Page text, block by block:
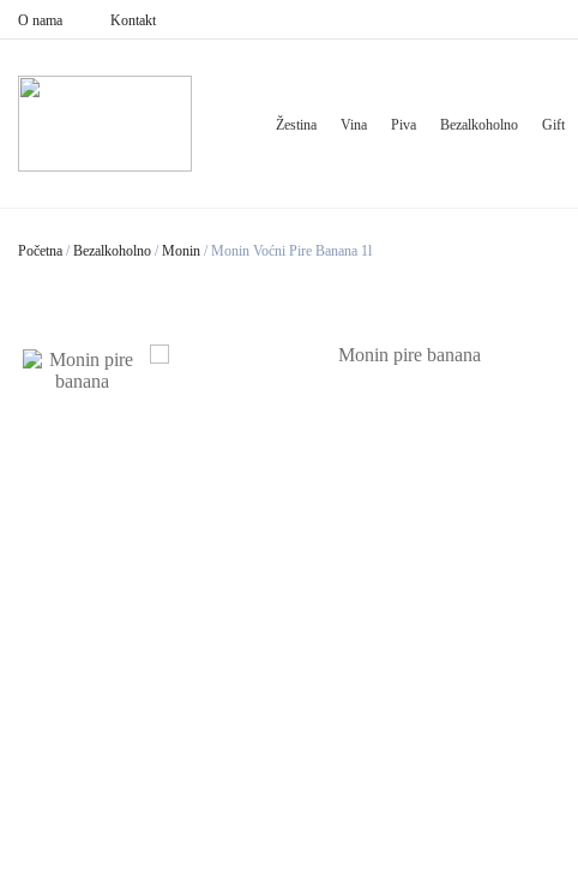
O nama Kontakt
Žestina Vina Piva Bezalkoholno Gift
Početna / Bezalkoholno / Monin / Monin Voćni Pire Banana 1l